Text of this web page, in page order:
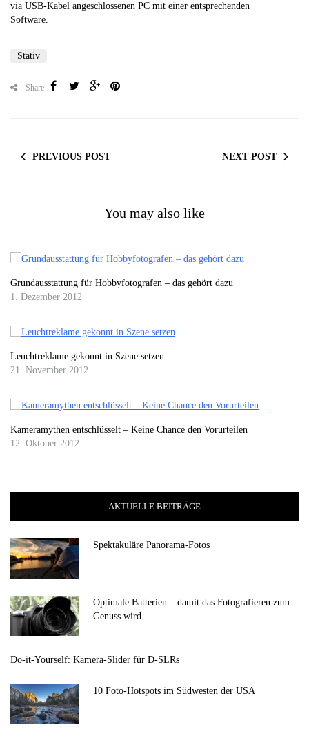
via USB-Kabel angeschlossenen PC mit einer entsprechenden
Software.
Stativ
Share
PREVIOUS POST NEXT POST
You may also like
Grundausstattung für Hobbyfotografen – das gehört dazu
1. Dezember 2012
Leuchtreklame gekonnt in Szene setzen
21. November 2012
Kameramythen entschlüsselt – Keine Chance den Vorurteilen
12. Oktober 2012
AKTUELLE BEITRÄGE
Spektakuläre Panorama-Fotos
Optimale Batterien – damit das Fotografieren zum
Genuss wird
Do-it-Yourself: Kamera-Slider für D-SLRs
10 Foto-Hotspots im Südwesten der USA